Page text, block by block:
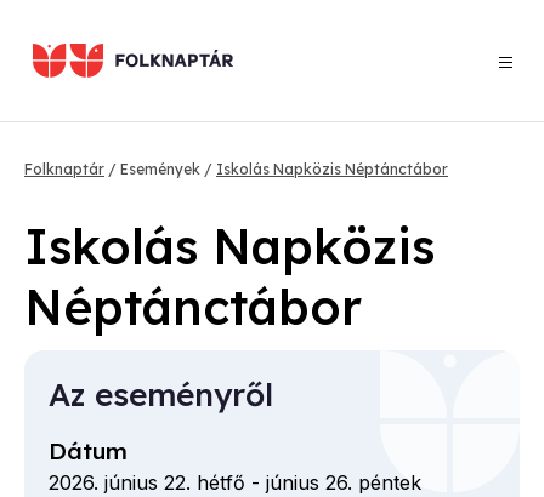
tartalomra
Morzsa
Folknaptár Események Iskolás Napközis Néptánctábor
Iskolás Napközis
Néptánctábor
Az eseményről
Dátum
2026. június 22. hétfő - június 26. péntek